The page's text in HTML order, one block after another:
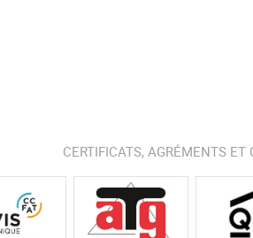
CERTIFICATS, AGRÉMENTS ET